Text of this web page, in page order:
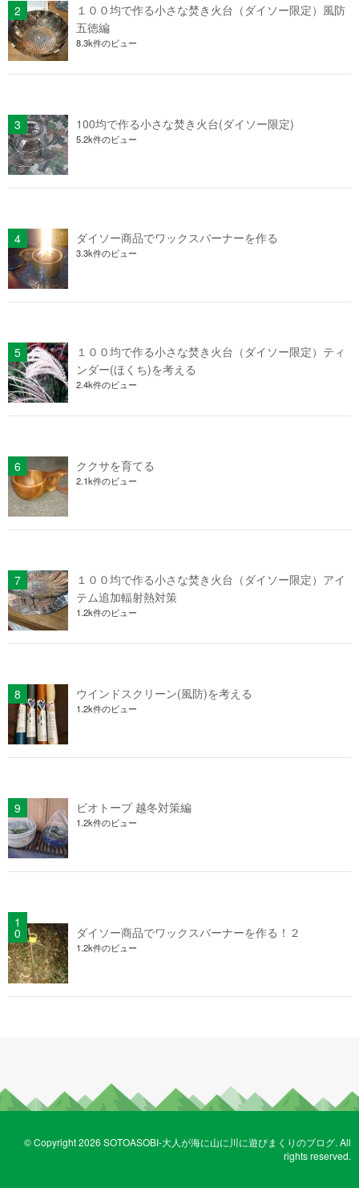
１００均で作る小さな焚き火台（ダイソー限定）風防
五徳編
8.3k件のビュー
100均で作る小さな焚き火台(ダイソー限定)
5.2k件のビュー
ダイソー商品でワックスバーナーを作る
3.3k件のビュー
１００均で作る小さな焚き火台（ダイソー限定）ティ
ンダー(ほくち)を考える
2.4k件のビュー
ククサを育てる
2.1k件のビュー
１００均で作る小さな焚き火台（ダイソー限定）アイ
テム追加輻射熱対策
1.2k件のビュー
ウインドスクリーン(風防)を考える
1.2k件のビュー
ビオトープ 越冬対策編
1.2k件のビュー
ダイソー商品でワックスバーナーを作る！２
1.2k件のビュー
© Copyright 2026 SOTOASOBI-大人が海に山に川に遊びまくりのブログ. All
rights reserved.